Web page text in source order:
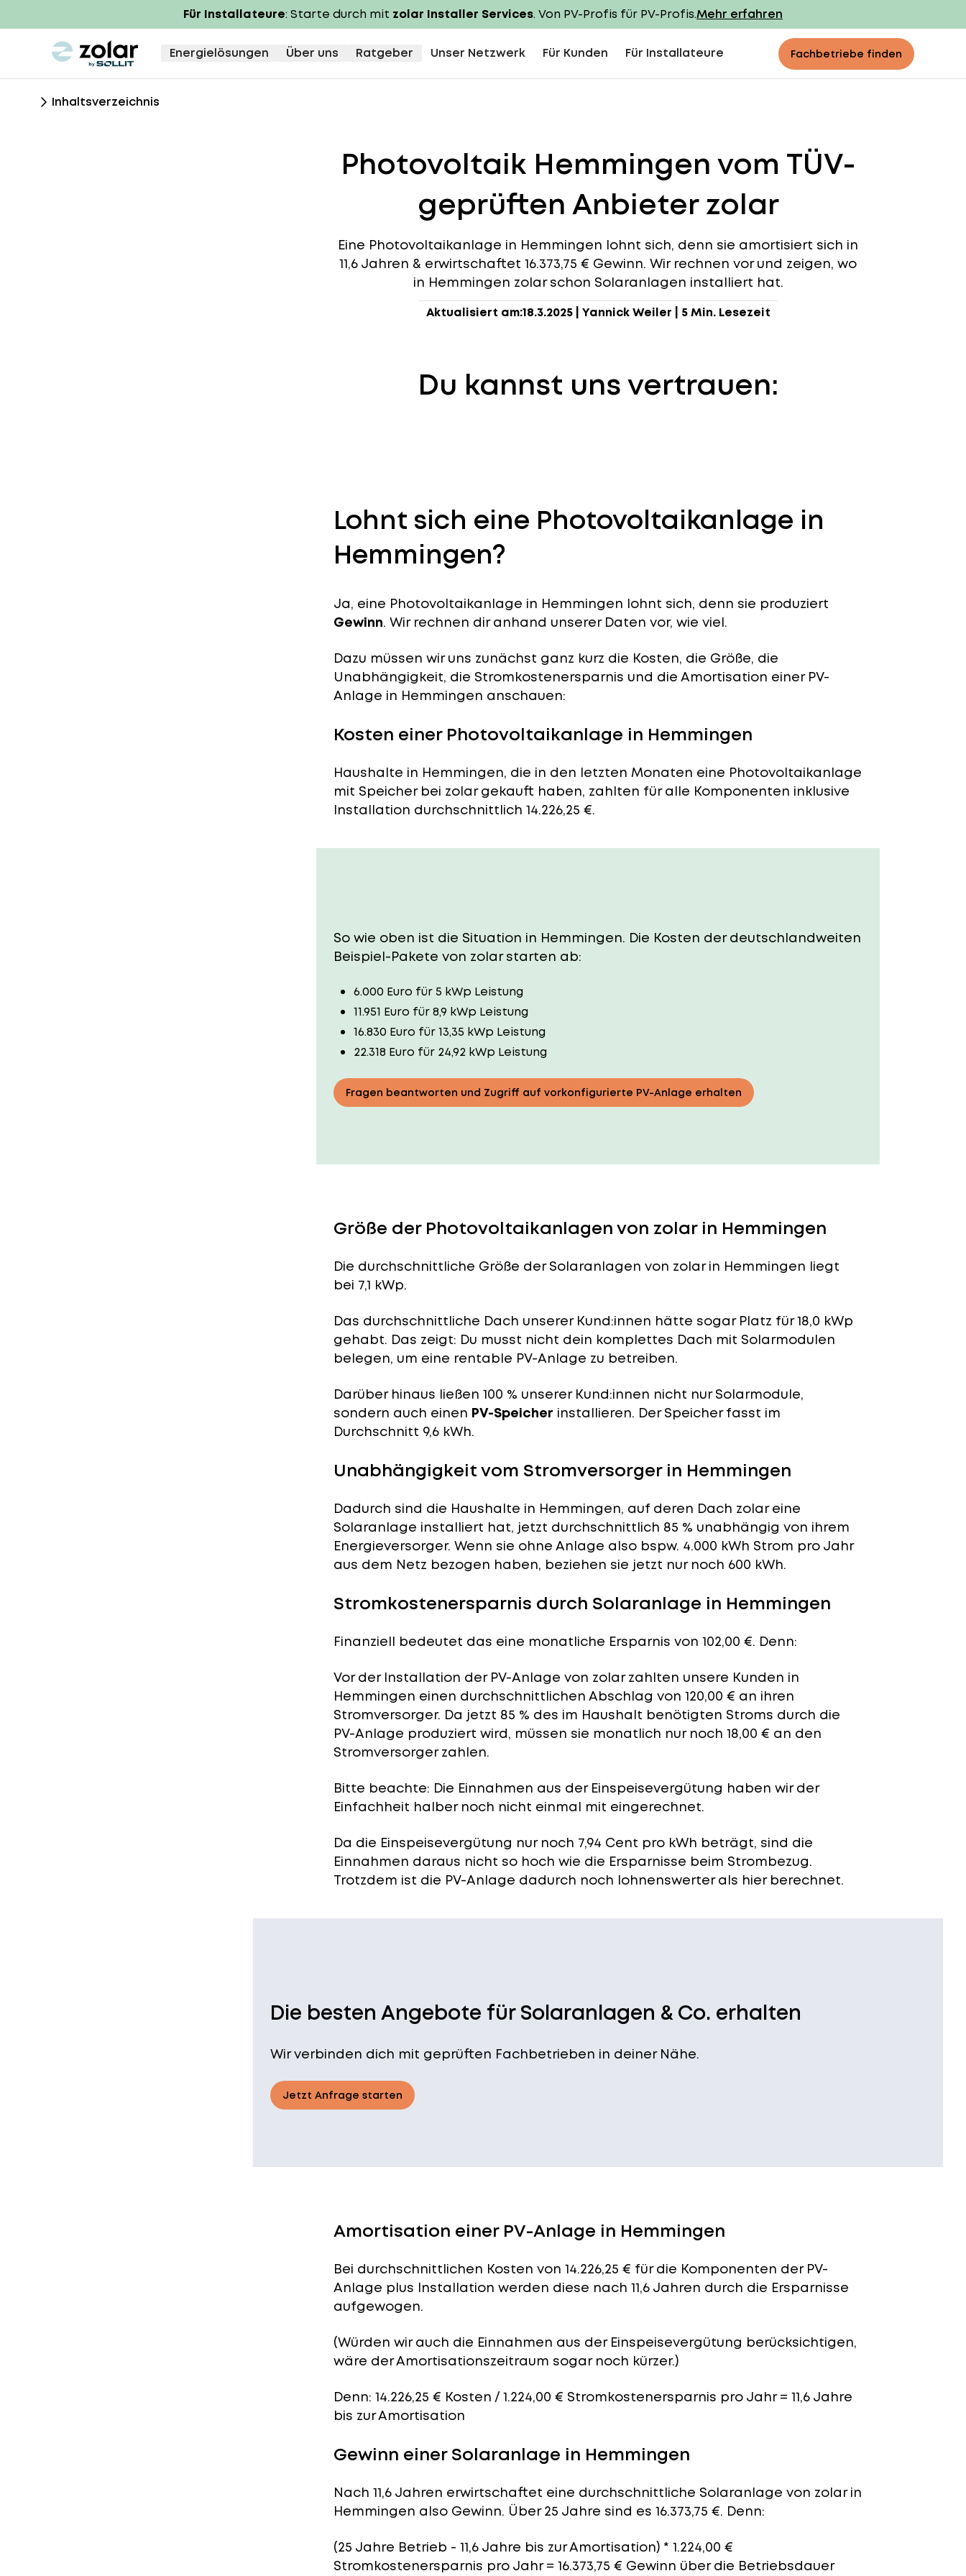
Für Installateure: Starte durch mit zolar Installer Services. Von PV-Profis für PV-Profis.Mehr erfahren
zolar logo Energielösungen Über uns Ratgeber Unser Netzwerk Für Kunden Für Installateure Fachbetriebe finden
Inhaltsverzeichnis
Photovoltaik Hemmingen vom TÜV-
geprüften Anbieter zolar
Eine Photovoltaikanlage in Hemmingen lohnt sich, denn sie amortisiert sich in
11,6 Jahren & erwirtschaftet 16.373,75 € Gewinn. Wir rechnen vor und zeigen, wo
in Hemmingen zolar schon Solaranlagen installiert hat.
Aktualisiert am:18.3.2025| Yannick Weiler 5 Min. Lesezeit
Du kannst uns vertrauen:
Lohnt sich eine Photovoltaikanlage in
Hemmingen?
Ja, eine Photovoltaikanlage in Hemmingen lohnt sich, denn sie produziert
Gewinn. Wir rechnen dir anhand unserer Daten vor, wie viel.
Dazu müssen wir uns zunächst ganz kurz die Kosten, die Größe, die
Unabhängigkeit, die Stromkostenersparnis und die Amortisation einer PV-
Anlage in Hemmingen anschauen:
Kosten einer Photovoltaikanlage in Hemmingen
Haushalte in Hemmingen, die in den letzten Monaten eine Photovoltaikanlage
mit Speicher bei zolar gekauft haben, zahlten für alle Komponenten inklusive
Installation durchschnittlich 14.226,25 €.
So wie oben ist die Situation in Hemmingen. Die Kosten der deutschlandweiten
Beispiel-Pakete von zolar starten ab:
6.000 Euro für 5 kWp Leistung
11.951 Euro für 8,9 kWp Leistung
16.830 Euro für 13,35 kWp Leistung
22.318 Euro für 24,92 kWp Leistung
Fragen beantworten und Zugriff auf vorkonfigurierte PV-Anlage erhalten
Größe der Photovoltaikanlagen von zolar in Hemmingen
Die durchschnittliche Größe der Solaranlagen von zolar in Hemmingen liegt
bei 7,1 kWp.
Das durchschnittliche Dach unserer Kund:innen hätte sogar Platz für 18,0 kWp
gehabt. Das zeigt: Du musst nicht dein komplettes Dach mit Solarmodulen
belegen, um eine rentable PV-Anlage zu betreiben.
Darüber hinaus ließen 100 % unserer Kund:innen nicht nur Solarmodule,
sondern auch einen PV-Speicher installieren. Der Speicher fasst im
Durchschnitt 9,6 kWh.
Unabhängigkeit vom Stromversorger in Hemmingen
Dadurch sind die Haushalte in Hemmingen, auf deren Dach zolar eine
Solaranlage installiert hat, jetzt durchschnittlich 85 % unabhängig von ihrem
Energieversorger. Wenn sie ohne Anlage also bspw. 4.000 kWh Strom pro Jahr
aus dem Netz bezogen haben, beziehen sie jetzt nur noch 600 kWh.
Stromkostenersparnis durch Solaranlage in Hemmingen
Finanziell bedeutet das eine monatliche Ersparnis von 102,00 €. Denn:
Vor der Installation der PV-Anlage von zolar zahlten unsere Kunden in
Hemmingen einen durchschnittlichen Abschlag von 120,00 € an ihren
Stromversorger. Da jetzt 85 % des im Haushalt benötigten Stroms durch die
PV-Anlage produziert wird, müssen sie monatlich nur noch 18,00 € an den
Stromversorger zahlen.
Bitte beachte: Die Einnahmen aus der Einspeisevergütung haben wir der
Einfachheit halber noch nicht einmal mit eingerechnet.
Da die Einspeisevergütung nur noch 7,94 Cent pro kWh beträgt, sind die
Einnahmen daraus nicht so hoch wie die Ersparnisse beim Strombezug.
Trotzdem ist die PV-Anlage dadurch noch lohnenswerter als hier berechnet.
Die besten Angebote für Solaranlagen & Co. erhalten
Wir verbinden dich mit geprüften Fachbetrieben in deiner Nähe.
Jetzt Anfrage starten
Amortisation einer PV-Anlage in Hemmingen
Bei durchschnittlichen Kosten von 14.226,25 € für die Komponenten der PV-
Anlage plus Installation werden diese nach 11,6 Jahren durch die Ersparnisse
aufgewogen.
(Würden wir auch die Einnahmen aus der Einspeisevergütung berücksichtigen,
wäre derAmortisationszeitraum sogar noch kürzer.)
Denn: 14.226,25 € Kosten / 1.224,00 € Stromkostenersparnis pro Jahr = 11,6 Jahre
bis zur Amortisation
Gewinn einer Solaranlage in Hemmingen
Nach 11,6 Jahren erwirtschaftet eine durchschnittliche Solaranlage von zolar in
Hemmingen also Gewinn. Über 25 Jahre sind es 16.373,75 €. Denn:
(25 Jahre Betrieb - 11,6 Jahre bis zur Amortisation) * 1.224,00 €
Stromkostenersparnis pro Jahr = 16.373,75 € Gewinn über die Betriebsdauer